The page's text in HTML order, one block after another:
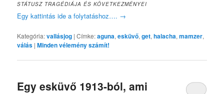
STÁTUSZ TRAGÉDIÁJA ÉS KÖVETKEZMÉNYEI
Egy kattintás ide a folytatáshoz…. →
Kategória:vallásjog |Címke:aguna,esküvő,get,halacha,mamzer,
válás |Minden vélemény számít!
Egy esküvő 1913-ból, ami